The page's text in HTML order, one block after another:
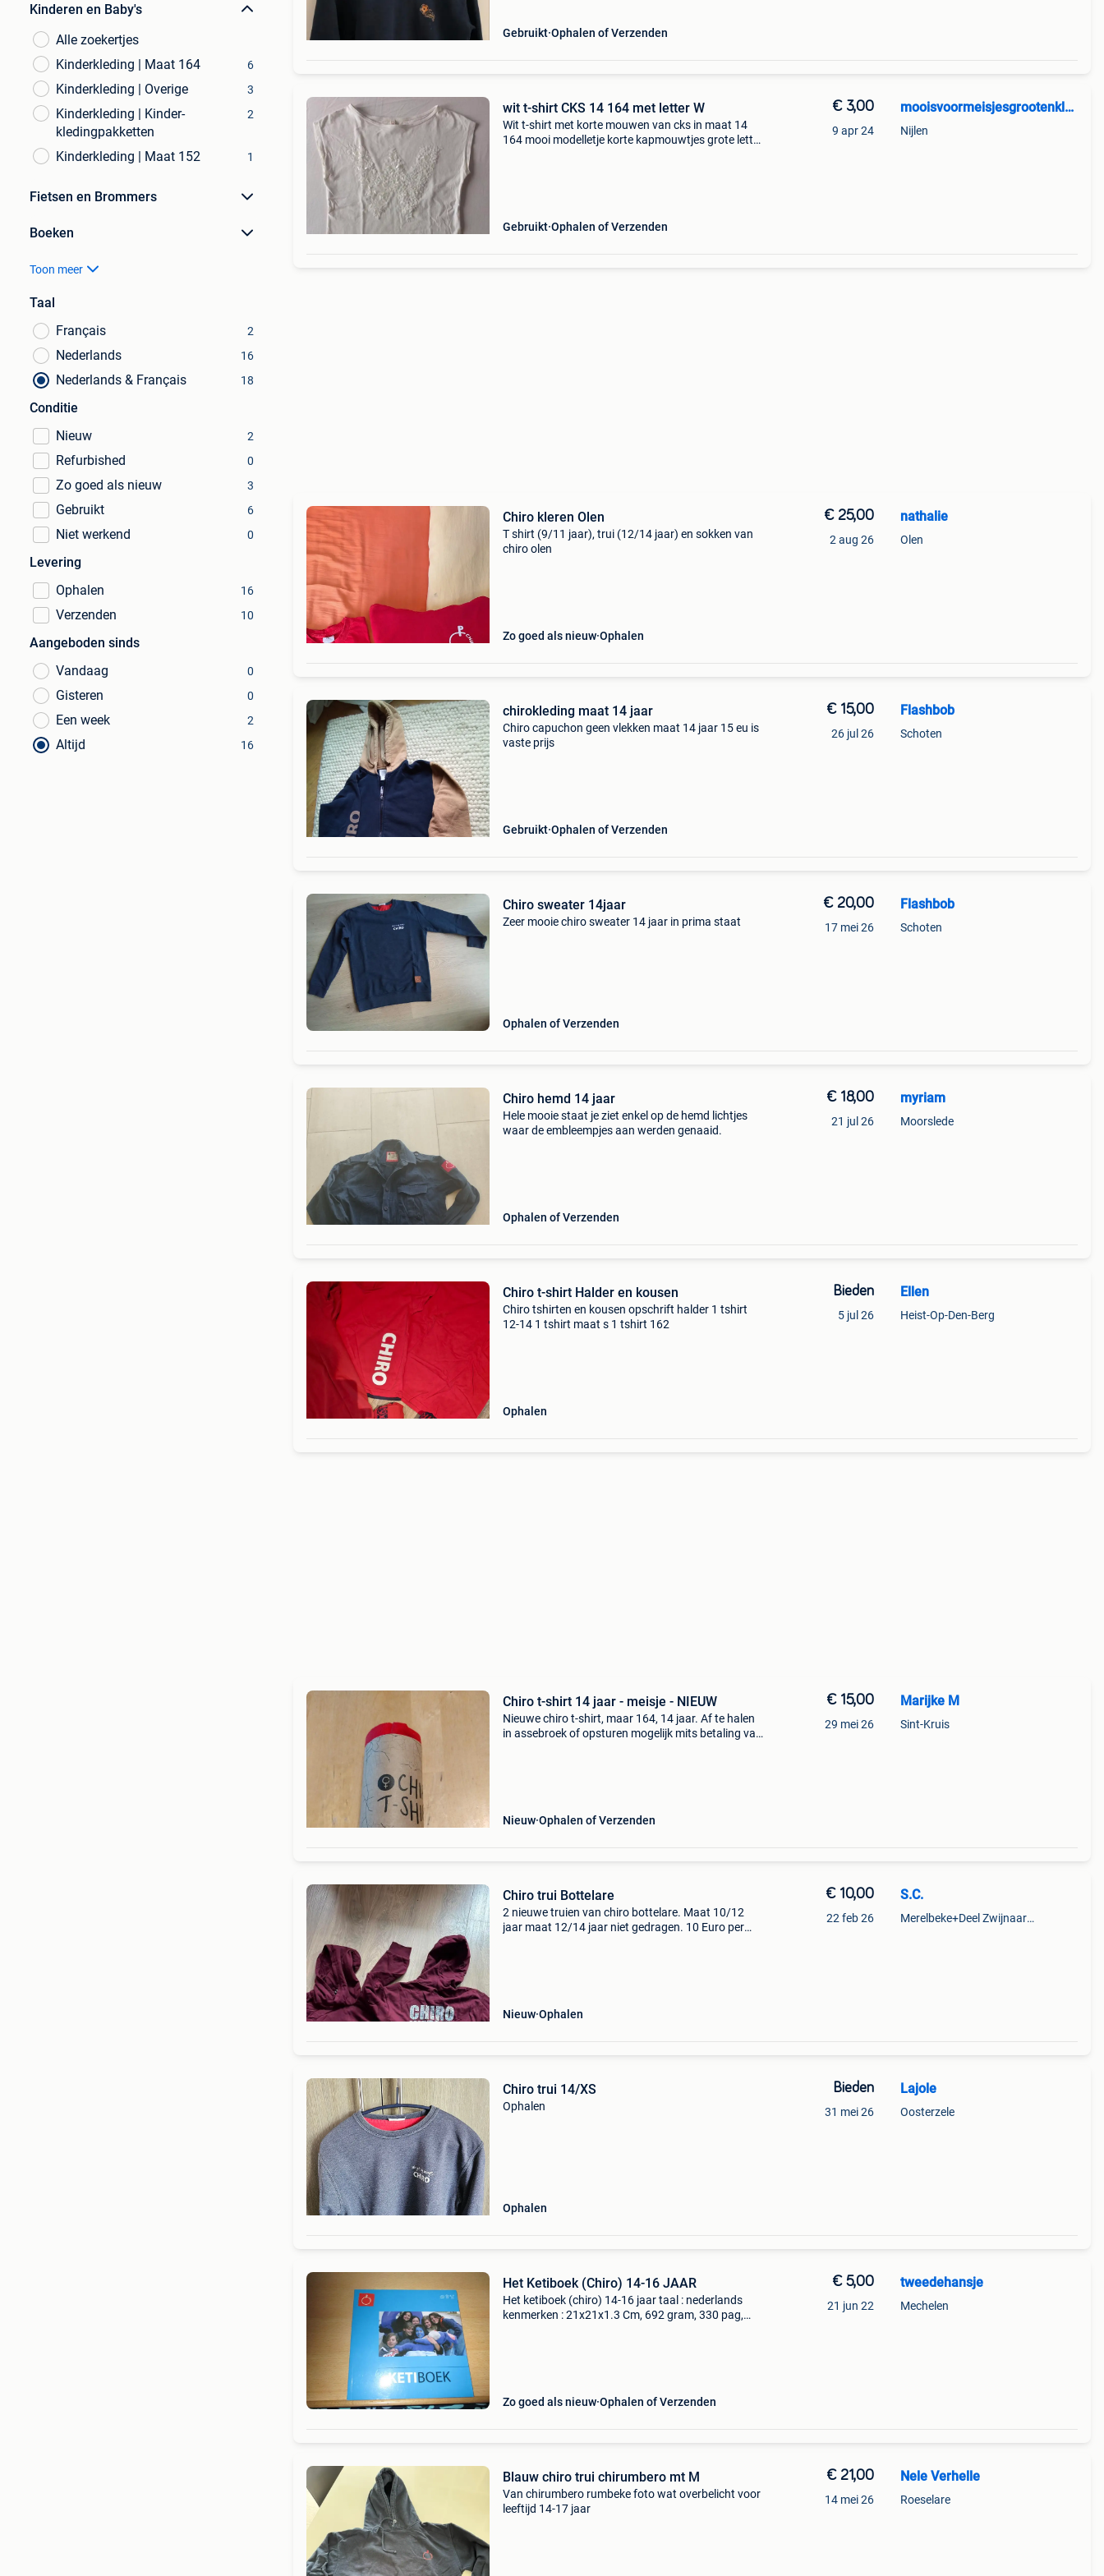
Kinderen en Baby's
Alle zoekertjes
Kinderkleding | Maat 164
6
Kinderkleding | Overige 3
Kinderkleding | Kinder-
kledingpakketten
2
Kinderkleding | Maat 152 1
Fietsen en Brommers
Boeken
Toon meer
Taal
Français
2
Nederlands 16
Nederlands & Français 18
Conditie
Nieuw
2
Refurbished 0
Zo goed als nieuw 3
Gebruikt 6
Niet werkend 0
Levering
Ophalen
16
Verzenden 10
Aangeboden sinds
Vandaag
0
Gisteren 0
Een week 2
Altijd 16
Gebruikt Ophalen of Verzenden
wit t-shirt CKS 14 164 met letter W
Wit t-shirt met korte mouwen van cks in maat 14
164 mooi modelletje korte kapmouwtjes grote letter
Gebruikt Ophalen of Verzenden
€ 3,00
9 apr 24
mooisvoormeisjesgrootenklein
Nijlen
Chiro kleren Olen
T shirt (9/11 jaar), trui (12/14 jaar) en sokken van
chiro olen
Zo goed als nieuw Ophalen
€ 25,00
2 aug 26
nathalie
Olen
chirokleding maat 14 jaar
Chiro capuchon geen vlekken maat 14 jaar 15 eu is
vaste prijs
Gebruikt Ophalen of Verzenden
€ 15,00
26 jul 26
Flashbob
Schoten
Chiro sweater 14jaar
Zeer mooie chiro sweater 14 jaar in prima staat
Ophalen of Verzenden
€ 20,00
17 mei 26
Flashbob
Schoten
Chiro hemd 14 jaar
Hele mooie staat je ziet enkel op de hemd lichtjes
waar de embleempjes aan werden genaaid.
Ophalen of Verzenden
€ 18,00
21 jul 26
myriam
Moorslede
Chiro t-shirt Halder en kousen
Chiro tshirten en kousen opschrift halder 1 tshirt
12-14 1 tshirt maat s 1 tshirt 162
Ophalen
Bieden
5 jul 26
Ellen
Heist-Op-Den-Berg
Chiro t-shirt 14 jaar - meisje - NIEUW
Nieuwe chiro t-shirt, maar 164, 14 jaar. Af te halen
in assebroek of opsturen mogelijk mits betaling van
Nieuw Ophalen of Verzenden
€ 15,00
29 mei 26
Marijke M
Sint-Kruis
Chiro trui Bottelare
2 nieuwe truien van chiro bottelare. Maat 10/12
jaar maat 12/14 jaar niet gedragen. 10 Euro per
Nieuw Ophalen
€ 10,00
22 feb 26
S.C.
Merelbeke+Deel Zwijnaarde
Chiro trui 14/XS
Ophalen
Ophalen
Bieden
31 mei 26
Lajole
Oosterzele
Het Ketiboek (Chiro) 14-16 JAAR
Het ketiboek (chiro) 14-16 jaar taal : nederlands
kenmerken : 21x21x1.3 Cm, 692 gram, 330 pag,
Zo goed als nieuw Ophalen of Verzenden
€ 5,00
21 jun 22
tweedehansje
Mechelen
Blauw chiro trui chirumbero mt M
Van chirumbero rumbeke foto wat overbelicht voor
leeftijd 14-17 jaar
€ 21,00
14 mei 26
Nele Verhelle
Roeselare